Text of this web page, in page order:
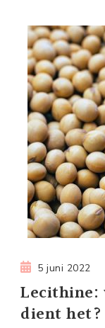
5 juni 2022
Lecithine:
dient het?